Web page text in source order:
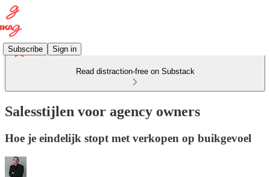
Subscribe Sign in
Read distraction-free on Substack
Salesstijlen voor agency owners
Hoe je eindelijk stopt met verkopen op buikgevoel